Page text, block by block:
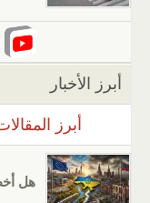
أبرز الأخبار
أبرز
هل